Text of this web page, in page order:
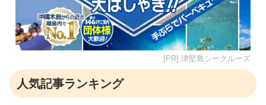
[PR] 津堅島シークルーズ
人気記事ランキング